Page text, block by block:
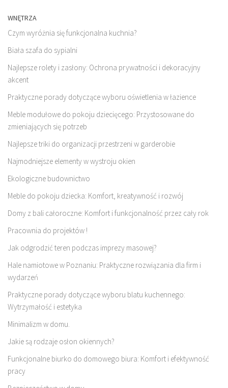
WNĘTRZA
Czym wyróżnia się funkcjonalna kuchnia?
Biała szafa do sypialni
Najlepsze rolety i zasłony: Ochrona prywatności i dekoracyjny
akcent
Praktyczne porady dotyczące wyboru oświetlenia w łazience
Meble modułowe do pokoju dziecięcego: Przystosowane do
zmieniających się potrzeb
Najlepsze triki do organizacji przestrzeni w garderobie
Najmodniejsze elementy w wystroju okien
Ekologiczne budownictwo
Meble do pokoju dziecka: Komfort, kreatywność i rozwój
Domy z bali całoroczne: Komfort i funkcjonalność przez cały rok
Pracownia do projektów !
Jak odgrodzić teren podczas imprezy masowej?
Hale namiotowe w Poznaniu: Praktyczne rozwiązania dla firm i
wydarzeń
Praktyczne porady dotyczące wyboru blatu kuchennego:
Wytrzymałość i estetyka
Minimalizm w domu.
Jakie są rodzaje osłon okiennych?
Funkcjonalne biurko do domowego biura: Komfort i efektywność
pracy